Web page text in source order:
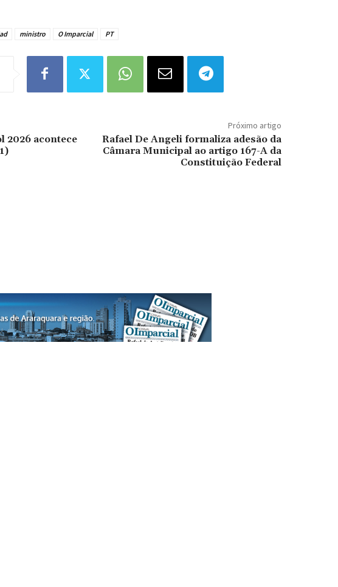
ministro O Imparcial PT
2026 acontece
Próximo artigo
Rafael De Angeli formaliza adesão da
Câmara Municipal ao artigo 167-A da
Constituição Federal